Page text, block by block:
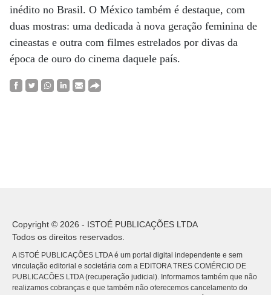
inédito no Brasil. O México também é destaque, com
duas mostras: uma dedicada à nova geração feminina de
cineastas e outra com filmes estrelados por divas da
época de ouro do cinema daquele país.
Copyright © 2026 - ISTOÉ PUBLICAÇÕES LTDA
Todos os direitos reservados.
A ISTOÉ PUBLICAÇÕES LTDA é um portal digital independente e sem
vinculação editorial e societária com a EDITORA TRES COMÉRCIO DE
PUBLICACÕES LTDA (recuperação judicial). Informamos também que não
realizamos cobranças e que também não oferecemos cancelamento do